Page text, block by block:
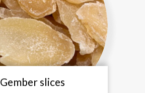
Gember slices